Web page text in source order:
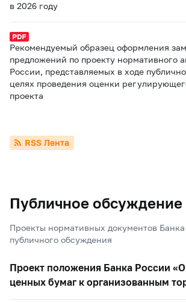
в 2026 году
Рекомендуемый образец оформления
предложений по проекту нормативного
России, представляемых в ходе
целях проведения оценки
проекта
RSS Лента
Публичное обсуждение
Проекты нормативных документов
публичного обсуждения
Проект положения Банка России
ценных бумаг к организованным